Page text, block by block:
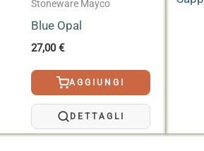
Stoneware Mayco
Blue Opal
27,00€
AGGIUNGI
DETTAGLI